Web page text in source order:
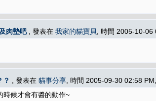
肉墊吧 , 發表在 我家的貓寶貝 , 時間 2005-10-
？ , 發表在 貓事分享 , 時間 2005-09-30 02:58
時候才會有醬的動作~